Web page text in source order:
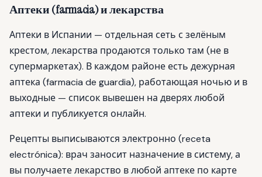
Аптеки (farmacia) и лекарства
Аптеки в Испании — отдельная сеть с зелёным
крестом, лекарства продаются только там (не в
супермаркетах). В каждом районе есть дежурная
аптека (farmacia de guardia), работающая ночью и в
выходные — список вывешен на дверях любой
аптеки и публикуется онлайн.
Рецепты выписываются электронно (receta
electrónica): врач заносит назначение в систему, а
вы получаете лекарство в любой аптеке по карте